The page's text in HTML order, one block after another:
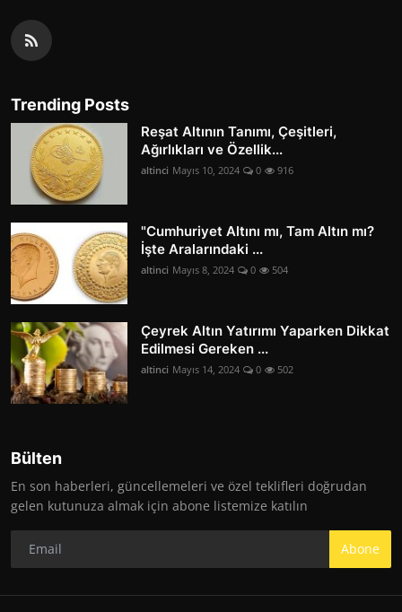
Trending Posts
Reşat Altının Tanımı, Çeşitleri,
Ağırlıkları ve Özellik...
altinci Mayıs 10, 2024 0 916
"Cumhuriyet Altını mı, Tam Altın mı?
İşte Aralarındaki ...
altinci Mayıs 8, 2024 0 504
Çeyrek Altın Yatırımı Yaparken Dikkat
Edilmesi Gereken ...
altinci Mayıs 14, 2024 0 502
Bülten
En son haberleri, güncellemeleri ve özel teklifleri doğrudan
gelen kutunuza almak için abone listemize katılın
Abone